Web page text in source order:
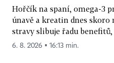
Hořčík na spaní, omega-3
únavě a kreatin dnes skoro
stravy slibuje řadu benefitů,
6. 8. 2026 ▪ 16:13 min.